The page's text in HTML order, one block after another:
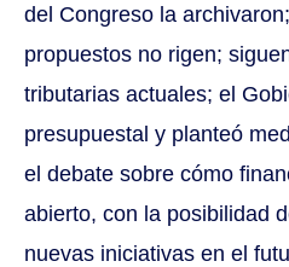
del Congreso la
propuestos no rigen;
tributarias actuales; el
presupuestal y planteó
el debate sobre cómo
abierto, con la posibilidad
nuevas iniciativas en el